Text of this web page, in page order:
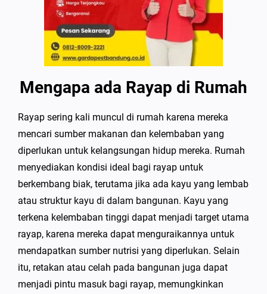
Mengapa ada Rayap di Rumah
Rayap sering kali muncul di rumah karena mereka
mencari sumber makanan dan kelembaban yang
diperlukan untuk kelangsungan hidup mereka. Rumah
menyediakan kondisi ideal bagi rayap untuk
berkembang biak, terutama jika ada kayu yang lembab
atau struktur kayu di dalam bangunan. Kayu yang
terkena kelembaban tinggi dapat menjadi target utama
rayap, karena mereka dapat menguraikannya untuk
mendapatkan sumber nutrisi yang diperlukan. Selain
itu, retakan atau celah pada bangunan juga dapat
menjadi pintu masuk bagi rayap, memungkinkan